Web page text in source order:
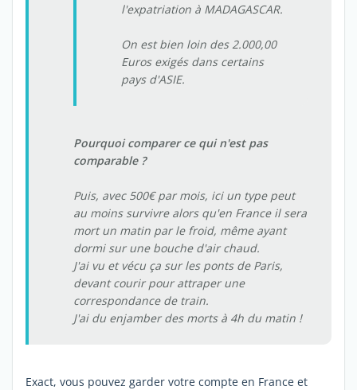
l'expatriation à MADAGASCAR.
On est bien loin des 2.000,00
Euros exigés dans certains
pays d'ASIE.
Pourquoi comparer ce qui n'est pas
comparable ?
Puis, avec 500€ par mois, ici un type peut
au moins survivre alors qu'en France il sera
mort un matin par le froid, même ayant
dormi sur une bouche d'air chaud.
J'ai vu et vécu ça sur les ponts de Paris,
devant courir pour attraper une
correspondance de train.
J'ai du enjamber des morts à 4h du matin !
Exact, vous pouvez garder votre compte en France et